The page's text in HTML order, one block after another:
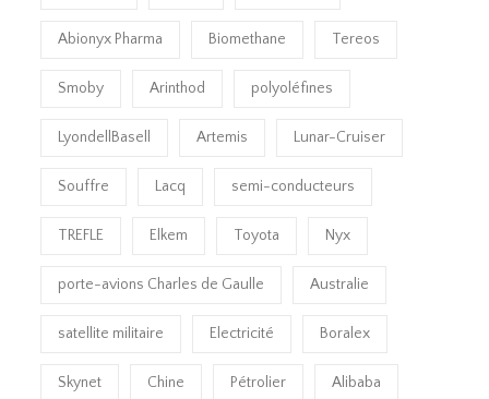
Abionyx Pharma Biomethane Tereos
Smoby Arinthod polyoléfines
LyondellBasell Artemis Lunar-Cruiser
Souffre Lacq semi-conducteurs
TREFLE Elkem Toyota Nyx
porte-avions Charles de Gaulle Australie
satellite militaire Electricité Boralex
Skynet Chine Pétrolier Alibaba